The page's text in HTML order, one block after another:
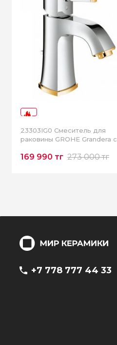
23303IG0 Смеситель для
раковины GROHE Grandera с
169 990 тг 273 000 тг
+7 778 777 44 33